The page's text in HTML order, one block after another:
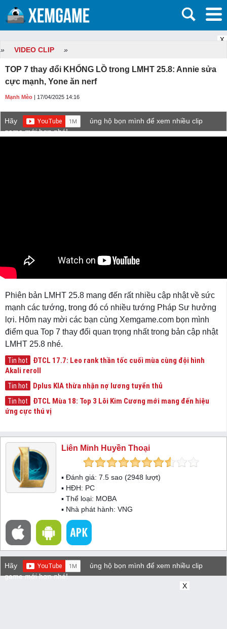
X
» VIDEO CLIP »
TOP 7 thay đổi KHỔNG LỒ trong LMHT 25.8: Annie sửa
cực mạnh, Yone ăn nerf
Mạnh Mèo | 17/04/2025 14:16
Hãy
ủng hộ bọn mình để xem nhiều clip
game mới hơn nhé!
Phiên bản LMHT 25.8 mang đến rất nhiều cập nhật về sức
mạnh các tướng, trong đó có nhiều tướng Pháp Sư hưởng
lợi. Hôm nay mời các bạn cùng Xemgame.com bọn mình
điểm qua Top 7 thay đổi quan trọng nhất trong bản cập nhật
LMHT 25.8 nhé.
Tin hot
ĐTCL 17.7: Leo rank thần tốc cuối mùa cùng đội hình
Akali reroll
Tin hot Dplus KIA thừa nhận nợ lương tuyển thủ
Tin hot
ĐTCL Mùa 18: Top 3 Lõi Kim Cương mới mang đến hiệu
ứng cực thú vị
Liên Minh Huyền Thoại
▪ Đánh giá: 7.5 sao (2948 lượt)
▪ HĐH: PC
▪ Thể loại: MOBA
▪ Nhà phát hành: VNG
Hãy
ủng hộ bọn mình để xem nhiều clip
game mới hơn nhé!
X